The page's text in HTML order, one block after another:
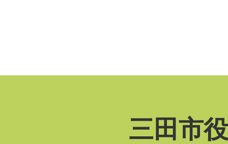
三田市